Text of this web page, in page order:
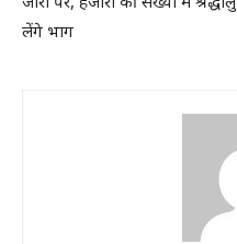
लेंगे भाग